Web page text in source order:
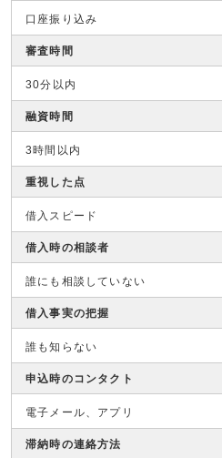
口座振り込み
審査時間
30分以内
融資時間
3時間以内
重視した点
借入スピード
借入時の相談者
誰にも相談していない
借入事実の把握
誰も知らない
申込時のコンタクト
電子メール、アプリ
滞納時の連絡方法